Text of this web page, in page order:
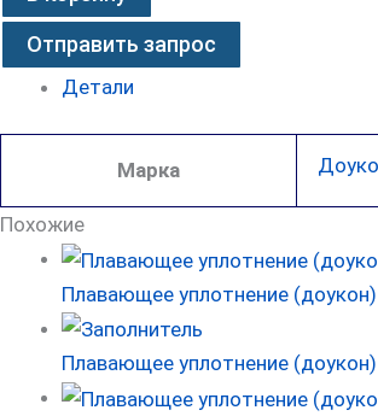
Отправить запрос
Детали
Марка
Похожие
Плавающее уплотнение
Плавающее уплотнение (доукон)